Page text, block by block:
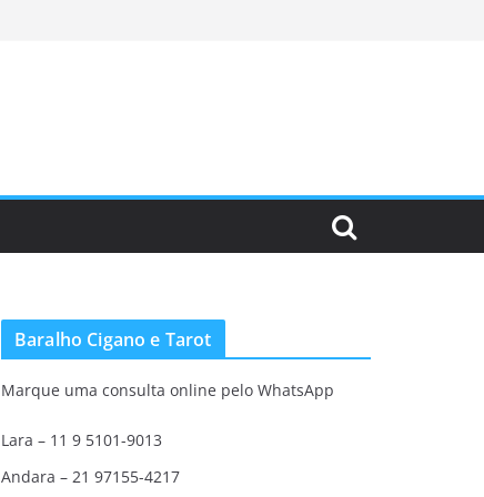
Baralho Cigano e Tarot
Marque uma consulta online pelo WhatsApp
Lara – 11 9 5101-9013
Andara – 21 97155-4217